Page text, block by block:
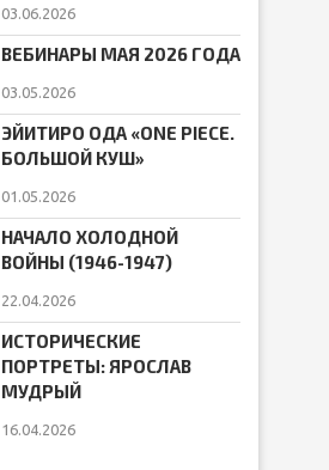
03.06.2026
ВЕБИНАРЫ МАЯ 2026 ГОДА
03.05.2026
ЭЙИТИРО ОДА «ONE PIECE.
БОЛЬШОЙ КУШ»
01.05.2026
НАЧАЛО ХОЛОДНОЙ
ВОЙНЫ (1946-1947)
22.04.2026
ИСТОРИЧЕСКИЕ
ПОРТРЕТЫ: ЯРОСЛАВ
МУДРЫЙ
16.04.2026